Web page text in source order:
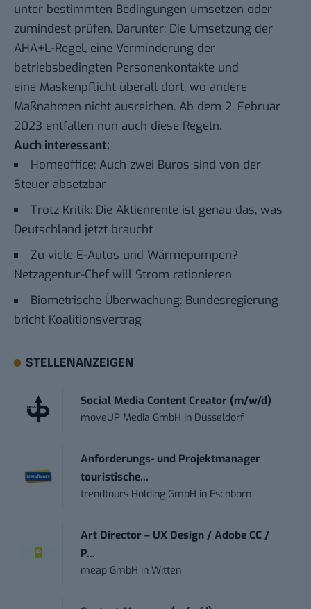
unter bestimmten Bedingungen umsetzen oder
zumindest prüfen. Darunter: Die Umsetzung der
AHA+L-Regel, eine Verminderung der
betriebsbedingten Personenkontakte und
eine Maskenpflicht überall dort, wo andere
Maßnahmen nicht ausreichen. Ab dem 2. Februar
2023 entfallen nun auch diese Regeln.
Auch interessant:
Homeoffice: Auch zwei Büros sind von der
Steuer absetzbar
Trotz Kritik: Die Aktienrente ist genau das, was
Deutschland jetzt braucht
Zu viele E-Autos und Wärmepumpen?
Netzagentur-Chef will Strom rationieren
Biometrische Überwachung: Bundesregierung
bricht Koalitionsvertrag
STELLENANZEIGEN
Social Media Content Creator (m/w/d)
moveUP Media GmbH in Düsseldorf
Anforderungs- und Projektmanager
touristische...
trendtours Holding GmbH in Eschborn
Art Director – UX Design / Adobe CC /
P...
meap GmbH inWitten